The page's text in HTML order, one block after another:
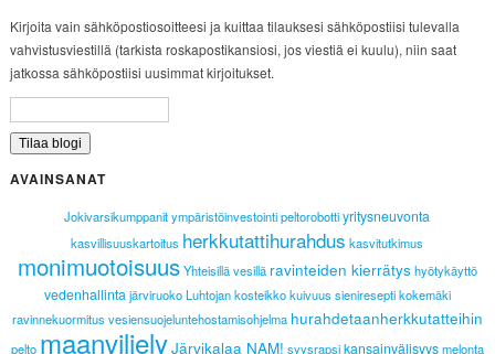
Kirjoita vain sähköpostiosoitteesi ja kuittaa tilauksesi sähköpostiisi tulevalla
vahvistusviestillä (tarkista roskapostikansiosi, jos viestiä ei kuulu), niin saat
jatkossa sähköpostiisi uusimmat kirjoitukset.
AVAINSANAT
Jokivarsikumppanit ympäristöinvestointi peltorobotti yritysneuvonta
kasvillisuuskartoitus herkkutattihurahdus kasvitutkimus
monimuotoisuusYhteisillä vesillä ravinteiden kierrätys hyötykäyttö
vedenhallintajärviruokoLuhtojan kosteikkokuivuus sienireseptikokemäki
ravinnekuormitus vesiensuojeluntehostamisohjelma hurahdetaanherkkutatteihin
pelto maanviljelyJärvikalaa NAM! syysrapsikansainvälisyysmelonta